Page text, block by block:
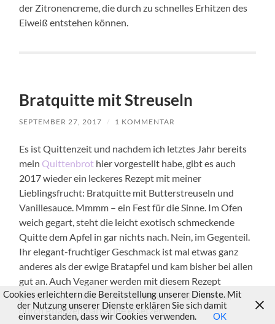
der Zitronencreme, die durch zu schnelles Erhitzen des
Eiweiß entstehen können.
Bratquitte mit Streuseln
SEPTEMBER 27, 2017 / 1 KOMMENTAR
Es ist Quittenzeit und nachdem ich letztes Jahr bereits
mein Quittenbrot hier vorgestellt habe, gibt es auch
2017 wieder ein leckeres Rezept mit meiner
Lieblingsfrucht: Bratquitte mit Butterstreuseln und
Vanillesauce. Mmmm – ein Fest für die Sinne. Im Ofen
weich gegart, steht die leicht exotisch schmeckende
Quitte dem Apfel in gar nichts nach. Nein, im Gegenteil.
Ihr elegant-fruchtiger Geschmack ist mal etwas ganz
anderes als der ewige Bratapfel und kam bisher bei allen
gut an. Auch Veganer werden mit diesem Rezept
glücklich, denn die verwendete Butter lässt einfach
durch Pflanzenmargarine ersetzen.
Cookies erleichtern die Bereitstellung unserer Dienste. Mit
der Nutzung unserer Dienste erklären Sie sich damit
einverstanden, dass wir Cookies verwenden.
OK